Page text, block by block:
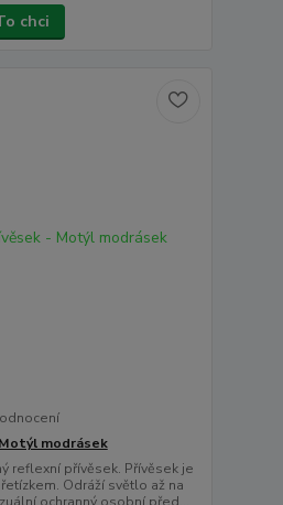
chci
modrásek
reflexní přívěsek. Přívěsek je
Odráží světlo až na
ochranný osobní před...